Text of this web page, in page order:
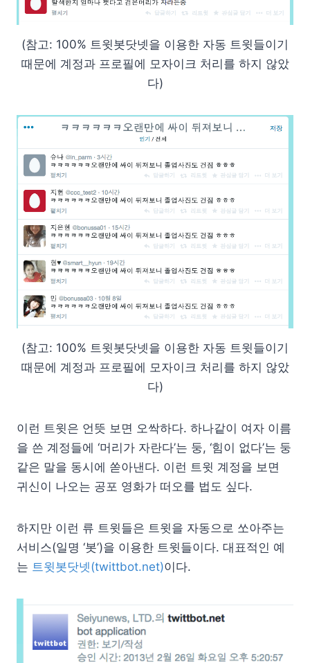
(참고: 100% 트윗봇닷넷을 이용한 자동 트윗들이기
때문에 계정과 프로필에 모자이크 처리를 하지 않았
다)
(참고: 100% 트윗봇닷넷을 이용한 자동 트윗들이기
때문에 계정과 프로필에 모자이크 처리를 하지 않았
다)
이런 트윗은 언뜻 보면 오싹하다. 하나같이 여자 이름
을 쓴 계정들에 ‘머리가 자란다’는 둥, ‘힘이 없다’는 둥
같은 말을 동시에 쏟아낸다. 이런 트윗 계정을 보면
귀신이 나오는 공포 영화가 떠오를 법도 싶다.
하지만 이런 류 트윗들은 트윗을 자동으로 쏘아주는
서비스(일명 ‘봇’)을 이용한 트윗들이다. 대표적인 예
는 트윗봇닷넷(twittbot.net)이다.